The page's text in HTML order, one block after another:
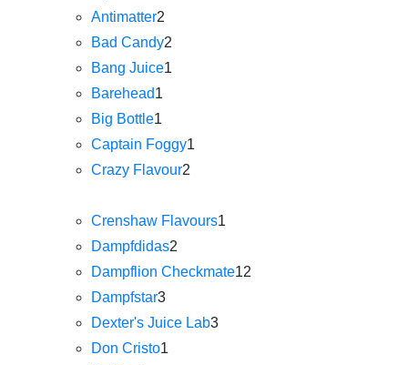
Antimatter2
Bad Candy2
Bang Juice1
Barehead1
Big Bottle1
Captain Foggy1
Crazy Flavour2
Crenshaw Flavours1
Dampfdidas2
Dampflion Checkmate12
Dampfstar3
Dexter's Juice Lab3
Don Cristo1